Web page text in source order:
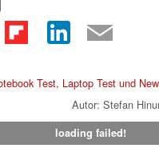
Test, Laptop Test und
Autor: Stefan
loading failed!